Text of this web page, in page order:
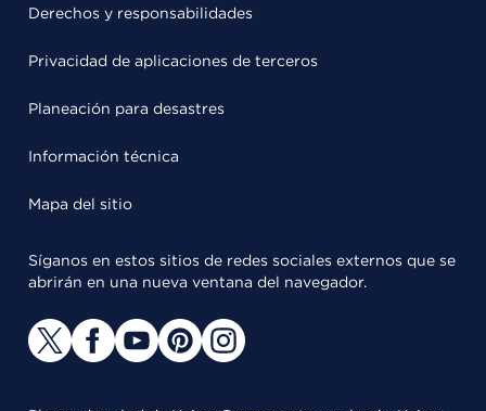
Derechos y responsabilidades
Privacidad de aplicaciones de terceros
Planeación para desastres
Información técnica
Mapa del sitio
Síganos en estos sitios de redes sociales externos que se
abrirán en una nueva ventana del navegador.